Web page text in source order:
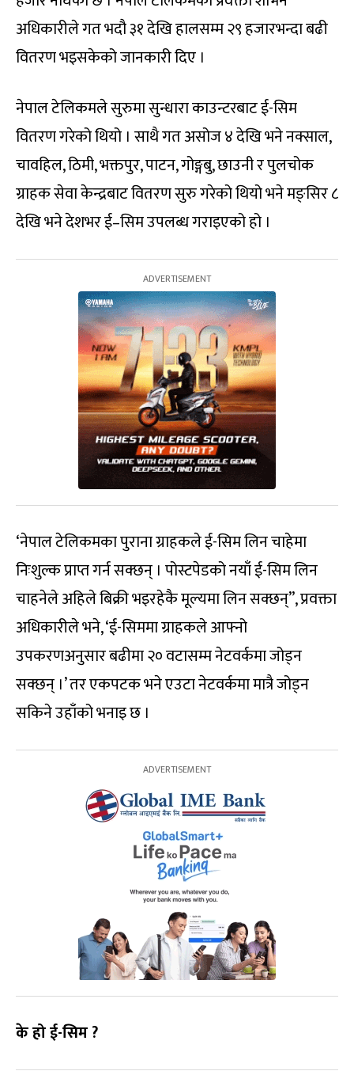
अधिकारीले गत भदौ ३१ देखि हालसम्म २९ हजारभन्दा बढी
वितरण भइसकेको जानकारी दिए ।
नेपाल टेलिकमले सुरुमा सुन्धारा काउन्टरबाट ई-सिम
वितरण गरेको थियो । साथै गत असोज ४ देखि भने नक्साल,
चावहिल, ठिमी, भक्तपुर, पाटन, गोङ्गबु, छाउनी र पुलचोक
ग्राहक सेवा केन्द्रबाट वितरण सुरु गरेको थियो भने मङ्सिर ८
देखि भने देशभर ई–सिम उपलब्ध गराइएको हो ।
‘नेपाल टेलिकमका पुराना ग्राहकले ई-सिम लिन चाहेमा
निःशुल्क प्राप्त गर्न सक्छन् । पोस्टपेडको नयाँ ई-सिम लिन
चाहनेले अहिले बिक्री भइरहेकै मूल्यमा लिन सक्छन्”, प्रवक्ता
अधिकारीले भने, ‘ई-सिममा ग्राहकले आफ्नो
उपकरणअनुसार बढीमा २० वटासम्म नेटवर्कमा जोड्न
सक्छन् ।’ तर एकपटक भने एउटा नेटवर्कमा मात्रै जोड्न
सकिने उहाँको भनाइ छ ।
के हो ई-सिम ?